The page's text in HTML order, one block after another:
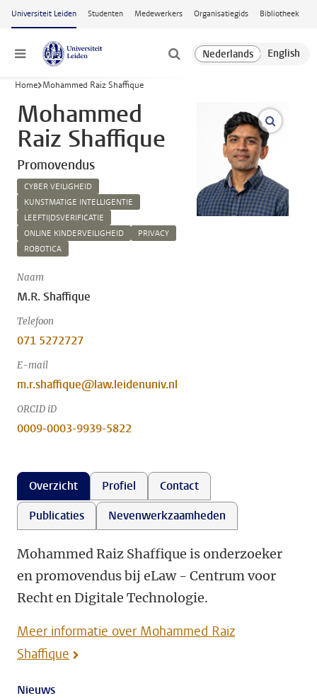
Ga naar hoofdinhoud
Universiteit Leiden Studenten Medewerkers Organisatiegids Bibliotheek
Menu
Home Mohammed Raiz Shaffique
Mohammed
Raiz Shaffique
Promovendus
CYBER VEILIGHEID
KUNSTMATIGE INTELLIGENTIE
LEEFTIJDSVERIFICATIE
ONLINE KINDERVEILIGHEID
PRIVACY
ROBOTICA
Naam
M.R. Shaffique
Telefoon
071 5272727
E-mail
m.r.shaffique@law.leidenuniv.nl
ORCID iD
0009-0003-9939-5822
open
Overzicht Profiel
Contact
Publicaties
Nevenwerkzaamheden
Mohammed Raiz Shaffique is onderzoeker
en promovendus bij eLaw - Centrum voor
Recht en Digitale Technologie.
Meer informatie over Mohammed Raiz
Shaffique
Nieuws